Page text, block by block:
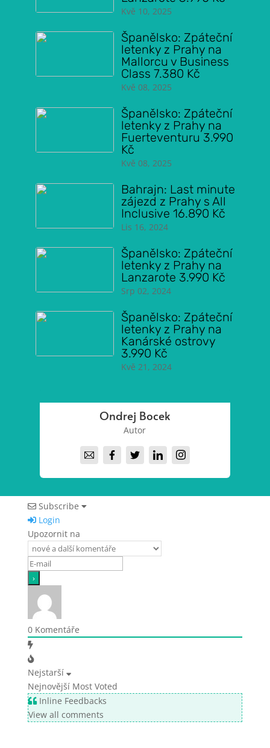
Kvě 10, 2025
Španělsko: Zpáteční
letenky z Prahy na
Mallorcu v Business
Class 7.380 Kč
Kvě 08, 2025
Španělsko: Zpáteční
letenky z Prahy na
Fuerteventuru 3.990
Kč
Kvě 08, 2025
Bahrajn: Last minute
zájezd z Prahy s All
Inclusive 16.890 Kč
Lis 16, 2024
Španělsko: Zpáteční
letenky z Prahy na
Lanzarote 3.990 Kč
Srp 02, 2024
Španělsko: Zpáteční
letenky z Prahy na
Kanárské ostrovy
3.990 Kč
Kvě 21, 2024
Ondrej Bocek
Autor
Subscribe
Login
Upozornit na
0Komentáře
Nejstarší
Nejnovější Most Voted
Inline Feedbacks
View all comments